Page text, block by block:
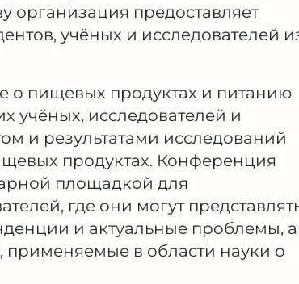
организация предоставляет
учёных и исследователей
о пищевых продуктах и питанию
учёных, исследователей и
и результатами исследований
продуктах. Конференция
площадкой для
где они могут
и актуальные проблемы, а
применяемые в области науки о